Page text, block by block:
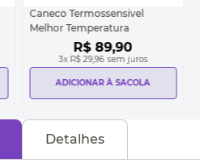
Caneco Termossensivel
Melhor Temperatura
R$ 89,90
3x R$ 29,96 sem juros
ADICIONAR À SACOLA
Detalhes